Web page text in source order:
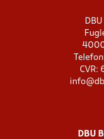
CVR:
DBU